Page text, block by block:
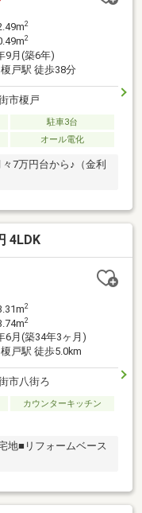
2
2
9月(築6年)
戸駅 徒歩38分
市榎戸
駐車3台
オール電化
7万円台から♪（金利
4LDK
2
2
6月(築34年3ヶ月)
戸駅 徒歩5.0km
市八街ろ
カウンターキッチン
地■リフォームベース